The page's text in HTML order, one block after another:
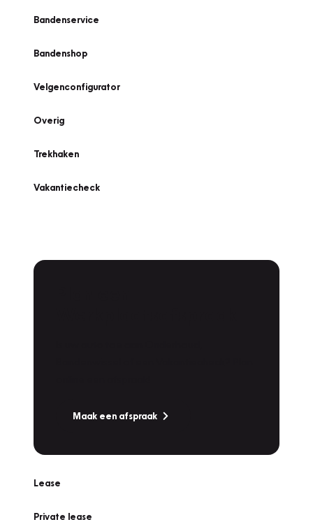
Bandenservice
Bandenshop
Velgenconfigurator
Overig
Trekhaken
Vakantiecheck
Maak een afspraak
Lease
Private lease